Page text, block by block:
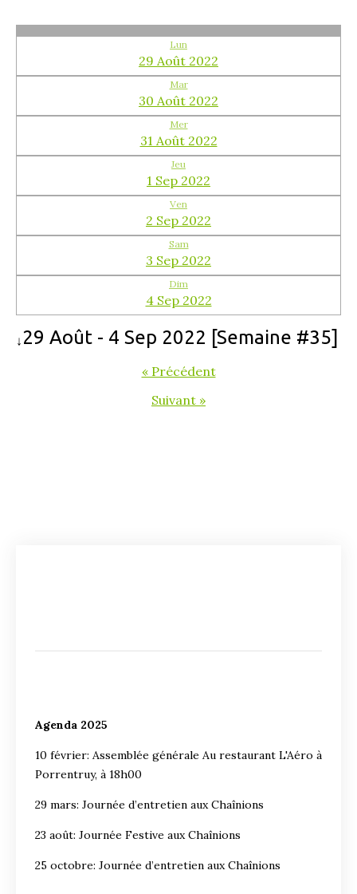
Lun
29 Août 2022
Mar
30 Août 2022
Mer
31 Août 2022
Jeu
1 Sep 2022
Ven
2 Sep 2022
Sam
3 Sep 2022
Dim
4 Sep 2022
↓ 29 Août - 4 Sep 2022 [Semaine #35]
« Précédent
Suivant »
Agenda 2025
10 février: Assemblée générale Au restaurant L'Aéro à
Porrentruy, à 18h00
29 mars: Journée d’entretien aux Chaînions
23 août: Journée Festive aux Chaînions
25 octobre: Journée d’entretien aux Chaînions